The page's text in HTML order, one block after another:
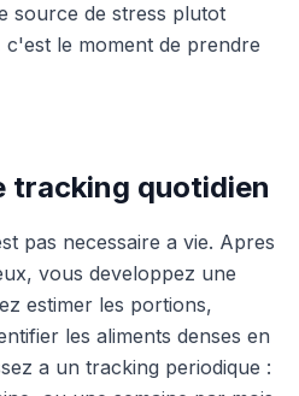
source de stress plutot
le moment de prendre
tracking quotidien
pas necessaire a vie. Apres
vous developpez une
estimer les portions,
les aliments denses en
a un tracking periodique :